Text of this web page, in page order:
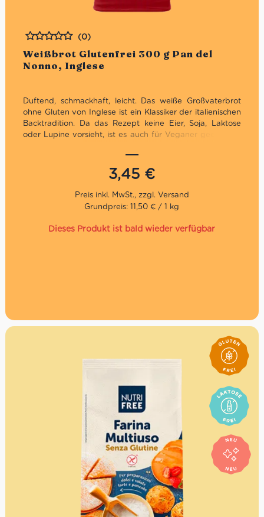
Weißbrot Glutenfrei 300 g Pan del
Nonno, Inglese
Bewertet
(0)
Duftend, schmackhaft, leicht. Das weiße Großvaterbrot
ohne Gluten von Inglese ist ein Klassiker der italienischen
Backtradition. Da das Rezept keine Eier, Soja, Laktose
oder Lupine vorsieht, ist es auch für Veganer geeigenet.
Zubereitung von köstlichen Toast und Sandwiches.
3,45 €
Grundpreis: 11,50 € / 1 kg
Dieses Produkt ist bald wieder verfügbar